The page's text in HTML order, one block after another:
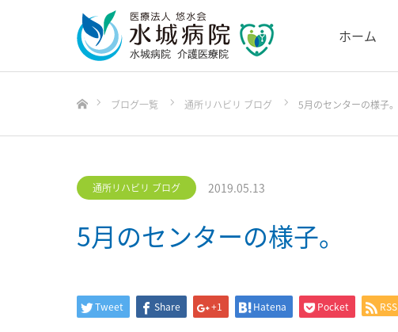
ホーム
ブログ一覧
通所リハビリ ブログ 5月のセンターの様子。
通所リハビリ ブログ 2019.05.13
5月のセンターの様子。
Tweet Share +1 Hatena Pocket RSS